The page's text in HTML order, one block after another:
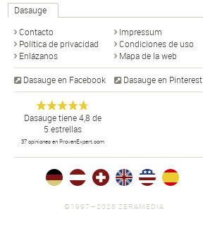
Dasauge
Contacto
Impressum
Política de privacidad
Condiciones de uso
Enlázanos
Mapa de la web
Dasauge en Facebook Dasauge en Pinterest
Dasauge
Portal de
diseño:
disñadores,
artistas
gráficos,
portfolios,
Anonym
Dasaugetiene4,8 de
5 estrellas
37 opiniones en ProvenExpert.com
©1997—2026 ZERAMEDIA